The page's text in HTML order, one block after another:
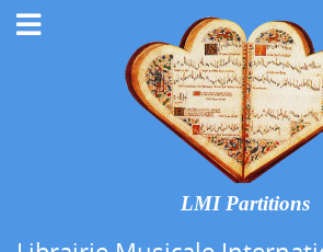
LMI Partitions